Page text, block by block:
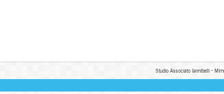
Studio Associato Iannibelli -